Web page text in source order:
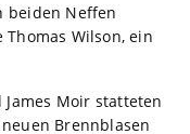
beiden Neffen
Wilson, ein
Moir statteten
Brennblasen